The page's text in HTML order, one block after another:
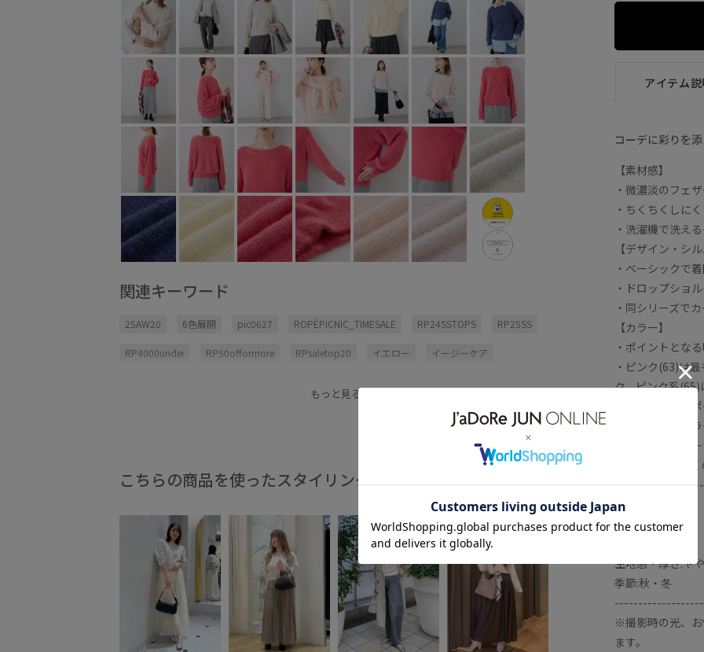
関連キーワード
25AW20 6色展開 pic0627 ROPÉPICNIC_TIMESALE RP24SSTOPS RP25SS
RP4000under RP50offormore RPsaletop20 イエロー イージーケア
ベーシック
もっと見る
こちらの商品を使ったスタイリング
アイテム
コーデに彩りを
【素材感】
・微濃淡のフェ
・ちくちくしにく
・洗濯機で洗え
【デザイン・シル
・ベーシックで
・ドロップショ
・同シリーズで
【カラー】
・ポイントとな
・ピンク(63)は
ク、ピンク系(65)
【スタイリングポ
・ピンク系のカ
・プリントスカ
・スカーフを巻
裏地:なし
透け感:なし
生地感・厚さ:や
季節:秋・冬
※撮影時の光、お
ます。